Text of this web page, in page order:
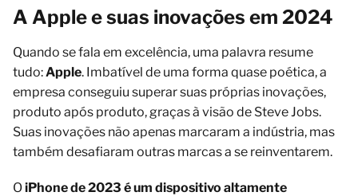
A Apple e suas inovações em 2024
Quando se fala em excelência, uma palavra resume
tudo:Apple. Imbatível de uma forma quase poética, a
empresa conseguiu superar suas próprias inovações,
produto após produto, graças à visão de Steve Jobs.
Suas inovações não apenas marcaram a indústria, mas
também desafiaram outras marcas a se reinventarem.
OiPhone de 2023 é um dispositivo altamente